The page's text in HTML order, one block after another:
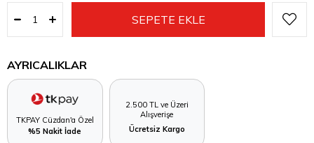
AYRICALIKLAR
TKPAY Cüzdan'a Özel
%5 Nakit İade
2.500 TL ve Üzeri
Alışverişe
Ücretsiz Kargo